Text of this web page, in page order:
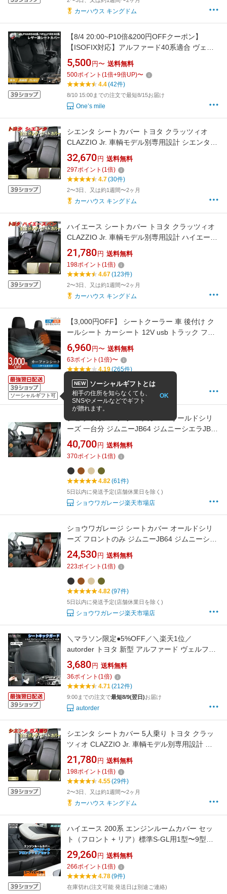
カーハウス キングドム
【8/4 20:00~P10倍&200円OFFクーポン】
【ISOFIX対応】アルファード40系適合 ヴェル
ファイア40系適合 2列目用 シートカバー レザ
ー 撥水加工 セカンドシートカバー 防水 カーシ
ートカバー 汚れ防止 オットマン操作可 車種専
用設計 B0DTZ3186W / B0DTYYJKYV
5,500 円〜 送料無料
500ポイント (1倍+9倍UP)〜
4.4(42件)
8/10 15:00までの注文で最短8/15お届け
One’s mile
シエンタ シートカバー トヨタ クラッツィオ
CLAZZIO Jr. 車輌モデル別専用設計 シエンタシ
ートカバー 高品質BioPVC カーシート 全席1〜3
列セット シエンタ/シエンタハイブリッド
32,670 円 送料無料
297ポイント (1倍)
4.7(30件)
2〜3日、又は約1週間〜2ヶ月
カーハウス キングドム
ハイエース シートカバー トヨタ クラッツィオ
CLAZZIO Jr. 車輌モデル別専用設計 ハイエース
バンシートカバー 高品質BioPVC カーシート 全
席1〜2列セット シートカバーハイエースバン
21,780 円 送料無料
198ポイント (1倍)
4.67(123件)
2〜3日、又は約1週間〜2ヶ月
カーハウス キングドム
ソーシャルギフト可
【3,000円OFF】 シートクーラー 車 後付け ク
ールシート カーシート 12V usb トラック ファ
ンシート カーファンシート シートカバー シー
トファン クーラー ファン付シート ヒーター シ
ートヒーター クールカーシート
6,960 円〜 送料無料
63ポイント (1倍)〜
4.19(265件)
13:00までの注文で 最短8/9(翌日) お届け
Colulu - コルル
ショウワガレージ シートカバー オールドシリ
ーズ 一台分 ジムニーJB64 ジムニーシエラJB74
1〜4型・5型選択式 4カラー
40,700 円 送料無料
370ポイント (1倍)
4.82(61件)
5日以内に発送予定(店舗休業日を除く)
ショウワガレージ楽天市場店
ショウワガレージ シートカバー オールドシリ
ーズ フロントのみ ジムニーJB64 ジムニーシエ
ラJB74 1〜4型・5型選択式 4カラー
24,530 円 送料無料
223ポイント (1倍)
4.82(97件)
5日以内に発送予定(店舗休業日を除く)
ショウワガレージ楽天市場店
＼マラソン限定●5%OFF／＼楽天1位／
autorder トヨタ 新型 アルファード ヴェルファ
イア 40系 シート キックガード シートバック
2WAY 車用 収納ポケット 小物収納 座席用 車用
収納バッグ 便利グッズ キズ 汚れ防止 簡単取付
車用品 アクセサリー カスタム パーツ
3,680 円 送料無料
36ポイント (1倍)
4.71(212件)
9:00までの注文で最短8/9(翌日)お届け
autorder
シエンタ シートカバー 5人乗り トヨタ クラッ
ツィオ CLAZZIO Jr. 車輌モデル別専用設計 シ
エンタシートカバー 高品質BioPVC カーシート
全席1〜2列セット シエンタ/シエンタハイブリ
ッド
21,780 円 送料無料
198ポイント (1倍)
4.55(29件)
2〜3日、又は約1週間〜2ヶ月
カーハウス キングドム
ハイエース 200系 エンジンルームカバー セッ
ト（フロント + リア）標準S-GL用1型〜9型対
応！シート下のエンジンルームからの熱を軽減
し汚れも防止!! 専用設計でピッタリフィット!!
装着したままエンジンルームの開閉も可能【ユ
ーアイビークル】
29,260 円 送料無料
266ポイント (1倍)
4.78(9件)
在庫切れ(注文可能 発送日は別途ご連絡)
NEW ソーシャルギフトとは
相手の住所を知らなくても、
SNSやメールなどでギフト
が贈れます。
OK